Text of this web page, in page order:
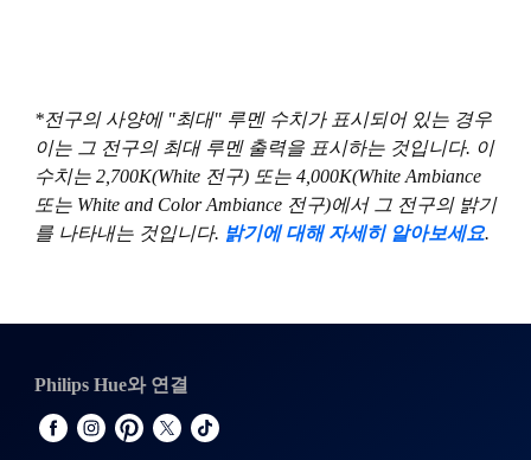
*전구의 사양에 "최대" 루멘 수치가 표시되어 있는 경우
이는 그 전구의 최대 루멘 출력을 표시하는 것입니다. 이
수치는 2,700K(White 전구) 또는 4,000K(White Ambiance
또는 White and Color Ambiance 전구)에서 그 전구의 밝기
를 나타내는 것입니다. 밝기에 대해 자세히 알아보세요.
Philips Hue와 연결